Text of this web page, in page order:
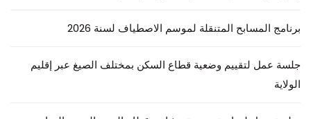
برنامج المسابح المتنقلة لموسم الاصطياف لسنة 2026
جلسة عمل لتقييم وضعية قطاع السكن بمختلف الصيغ عبر إقليم
الولاية